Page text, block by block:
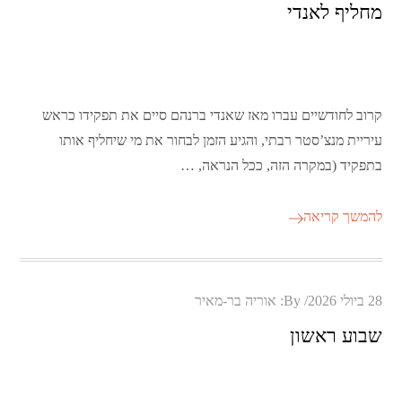
מחליף לאנדי
קרוב לחודשיים עברו מאז שאנדי ברנהם סיים את תפקידו כראש
עיריית מנצ’סטר רבתי, והגיע הזמן לבחור את מי שיחליף אותו
בתפקיד (במקרה הזה, ככל הנראה, …
להמשך קריאה
Posted
28 ביולי 2026 By: אוריה בר-מאיר
שבוע ראשון